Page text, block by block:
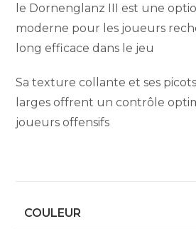
le Dornenglanz III est une
moderne pour les joueurs
long efficace dans le jeu
Sa texture collante et ses
larges offrent un contrôle
joueurs offensifs
COULEUR